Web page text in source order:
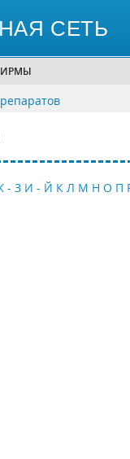
СЕТЬ
- З И - Й К Л М Н О П